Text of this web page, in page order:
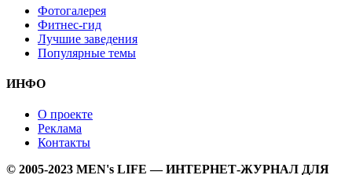
Фотогалерея
Фитнес-гид
Лучшие заведения
Популярные темы
ИНФО
О проекте
Реклама
Контакты
© 2005-2023 MEN's LIFE — ИНТЕРНЕТ-ЖУРНАЛ ДЛЯ